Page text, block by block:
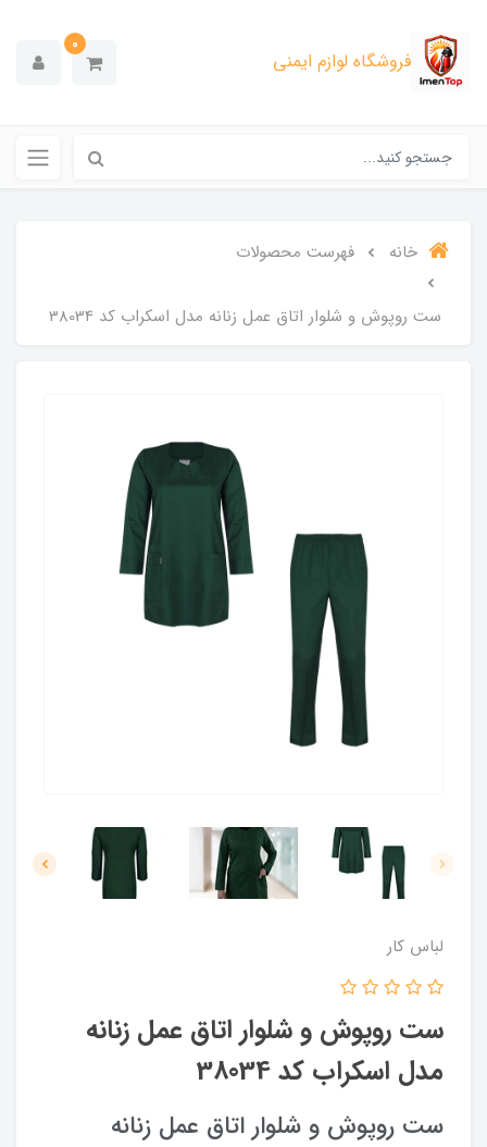
فروشگاه لوازم ایمنی
0
خانه فهرست محصولات
ست روپوش و شلوار اتاق عمل زنانه مدل اسکراب کد 38034
لباس کار
ست روپوش و شلوار اتاق عمل زنانه
مدل اسکراب کد 38034
ست روپوش و شلوار اتاق عمل زنانه